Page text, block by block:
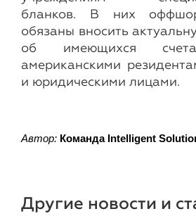
бланков. В них
обязаны вносить
об имеющихся
американскими
и юридическими лицами.
Автор: Команда Intelligent
Другие новости и